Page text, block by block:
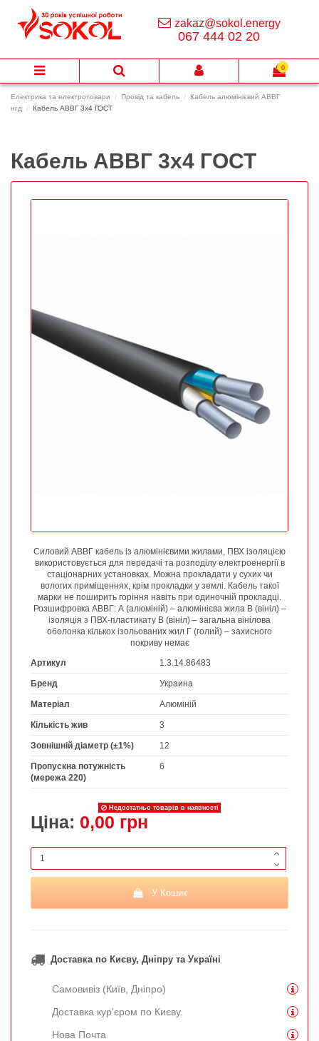
Електрика та електротовари Провід та кабель
Кабель алюмінієвий АВВГ
нгд
Кабель АВВГ 3х4 ГОСТ
Кабель АВВГ 3х4 ГОСТ
Силовий АВВГ кабель із алюмінієвими жилами, ПВХ ізоляцією
використовується для передачі та розподілу електроенергії в
стаціонарних установках. Можна прокладати у сухих чи
вологих приміщеннях, крім прокладки у землі. Кабель такої
марки не поширить горіння навіть при одиночній прокладці.
Розшифровка АВВГ: А (алюміній) – алюмінієва жила В (вініл) –
ізоляція з ПВХ-пластикату В (вініл) – загальна вінілова
оболонка кількох ізольованих жил Г (голий) – захисного
покриву немає
Артикул
1.3.14.86483
Бренд Украина
Матеріал Алюміній
Кількість жив 3
Зовнішній діаметр (±1%) 12
Пропускна потужність
(мережа 220)
6
Недостатньо товарів в наявності
Ціна: 0,00 грн
У Кошик
Доставка по Києву, Дніпру та Україні
Самовивіз (Київ, Дніпро)
Доставка кур'єром по Києву.
Нова Почта
zakaz@sokol.energy
067 444 02 20
0